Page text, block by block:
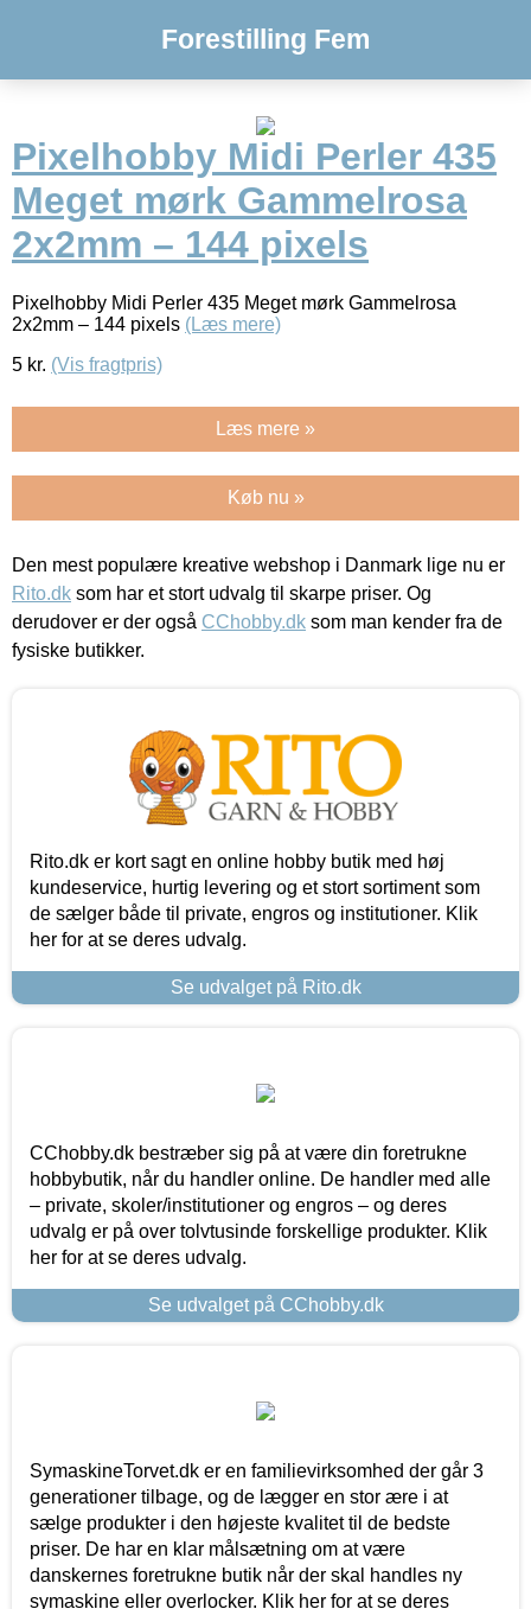
Forestilling Fem
Pixelhobby Midi Perler 435
Meget mørk Gammelrosa
2x2mm – 144 pixels
Pixelhobby Midi Perler 435 Meget mørk Gammelrosa
2x2mm – 144 pixels (Læs mere)
5 kr. (Vis fragtpris)
Læs mere »
Køb nu »
Den mest populære kreative webshop i Danmark lige nu er
Rito.dk som har et stort udvalg til skarpe priser. Og
derudover er der også CChobby.dk som man kender fra de
fysiske butikker.
Rito.dk er kort sagt en online hobby butik med høj
kundeservice, hurtig levering og et stort sortiment som
de sælger både til private, engros og institutioner. Klik
her for at se deres udvalg.
Se udvalget på Rito.dk
CChobby.dk bestræber sig på at være din foretrukne
hobbybutik, når du handler online. De handler med alle
– private, skoler/institutioner og engros – og deres
udvalg er på over tolvtusinde forskellige produkter. Klik
her for at se deres udvalg.
Se udvalget på CChobby.dk
SymaskineTorvet.dk er en familievirksomhed der går 3
generationer tilbage, og de lægger en stor ære i at
sælge produkter i den højeste kvalitet til de bedste
priser. De har en klar målsætning om at være
danskernes foretrukne butik når der skal handles ny
symaskine eller overlocker. Klik her for at se deres